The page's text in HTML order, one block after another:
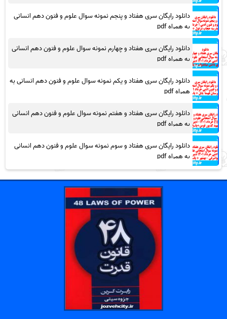
دانلود رایگان سری هفتاد و پنجم نمونه سوال علوم و فنون دهم انسانی
به همراه pdf
دانلود رایگان سری هفتاد و چهارم نمونه سوال علوم و فنون دهم انسانی
به همراه pdf
دانلود رایگان سری هفتاد و یکم نمونه سوال علوم و فنون دهم انسانی به
همراه pdf
دانلود رایگان سری هفتاد و هفتم نمونه سوال علوم و فنون دهم انسانی
به همراه pdf
دانلود رایگان سری هفتاد و سوم نمونه سوال علوم و فنون دهم انسانی
به همراه pdf